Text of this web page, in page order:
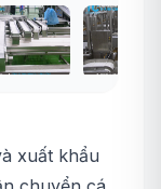
xuất khẩu